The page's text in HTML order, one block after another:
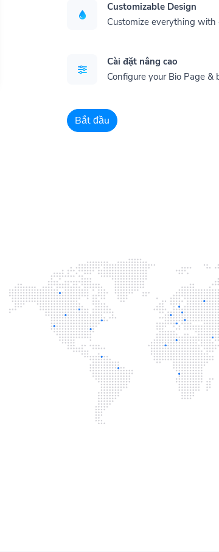
Customizable Design
Customize everything with
Cài đặt nâng cao
Configure your Bio Page &
Bắt đầu